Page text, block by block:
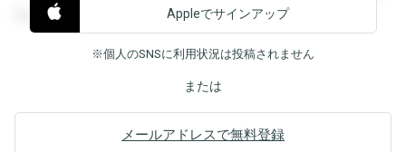
覧することができます。
Appleでサインアップ
※個人のSNSに利用状況は投稿されません
または
メールアドレスで無料登録